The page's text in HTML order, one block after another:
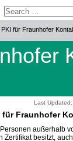
PKI für Fraunhofer
Last
für Fraunhofer
außerhalb
besitzt,